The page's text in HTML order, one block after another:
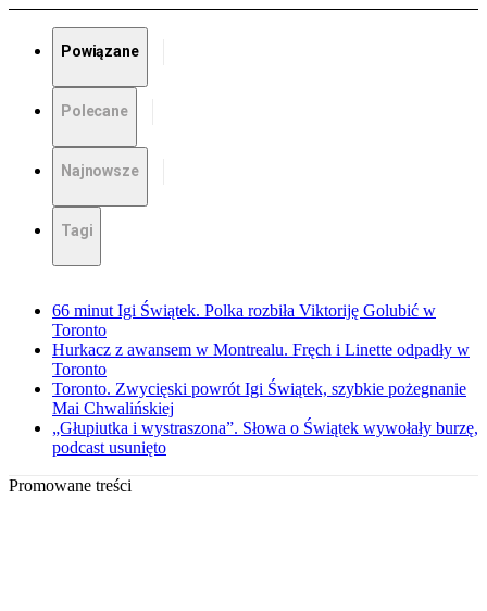
Powiązane
Polecane
Najnowsze
Tagi
66 minut Igi Świątek. Polka rozbiła Viktoriję Golubić w
Toronto
Hurkacz z awansem w Montrealu. Fręch i Linette odpadły w
Toronto
Toronto. Zwycięski powrót Igi Świątek, szybkie pożegnanie
Mai Chwalińskiej
„Głupiutka i wystraszona”. Słowa o Świątek wywołały burzę,
podcast usunięto
Promowane treści